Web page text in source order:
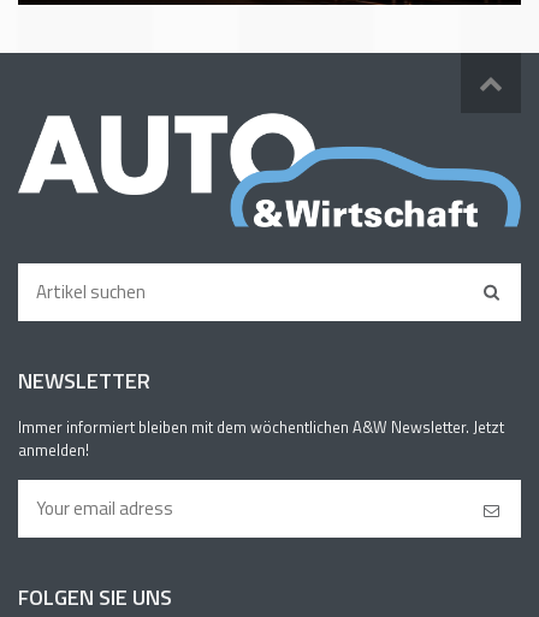
NEWSLETTER
Immer informiert bleiben mit dem wöchentlichen A&W Newsletter. Jetzt
anmelden!
FOLGEN SIE UNS